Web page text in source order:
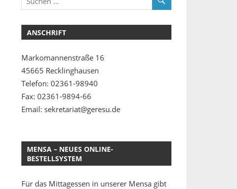
ANSCHRIFT
Markomannenstraße 16
45665 Recklinghausen
Telefon: 02361-98940
Fax: 02361-9894-66
Email: sekretariat@geresu.de
MENSA – NEUES ONLINE-
BESTELLSYSTEM
Für das Mittagessen in unserer Mensa gibt